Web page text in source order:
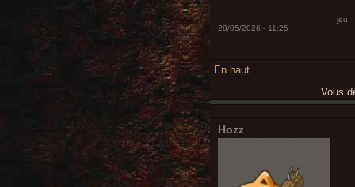
jeu,
28/05/2026 - 11:25
En haut
Vous
Hozz